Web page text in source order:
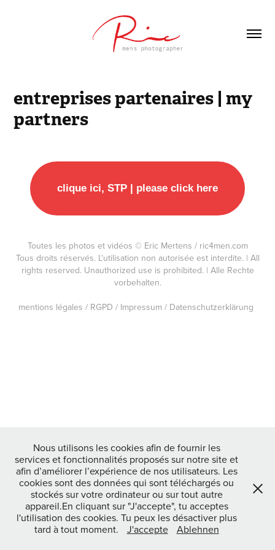
entreprises partenaires | my
partners
clique ici, STP | please click here
Toutes les photos et vidéos © Eric Mertens / ric4men.com
Tous droits réservés. L'utilisation non autorisée est interdite. | All
rights reserved. Unauthorized use is prohibited. | Alle Rechte
vorbehalten.
mentions légales / RGPD / Impressum / Datenschutzerklärung
Nous utilisons les cookies afin de fournir les
services et fonctionnalités proposés sur notre site et
afin d’améliorer l’expérience de nos utilisateurs. Les
cookies sont des données qui sont téléchargés ou
stockés sur votre ordinateur ou sur tout autre
appareil.En cliquant sur "J'accepte", tu acceptes
l'utilisation des cookies. Tu peux les désactiver plus
tard à tout moment.
J'accepte Ablehnen